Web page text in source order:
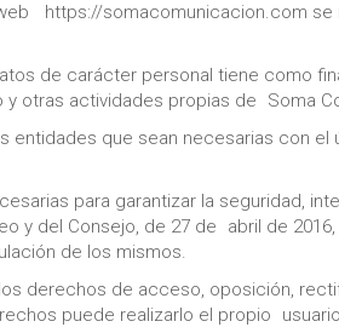
https://somacomunicacion.com
de carácter personal tiene como
otras actividades propias de Soma
entidades que sean necesarias con
para garantizar la seguridad,
y del Consejo, de 27 de abril de
de los mismos.
derechos de acceso, oposición,
puede realizarlo el propio